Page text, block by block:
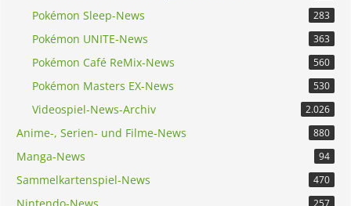
Pokémon Sleep-News 283
Pokémon UNITE-News 363
Pokémon Café ReMix-News 560
Pokémon Masters EX-News 530
Videospiel-News-Archiv 2.026
Anime-, Serien- und Filme-News 880
Manga-News 94
Sammelkartenspiel-News 470
257